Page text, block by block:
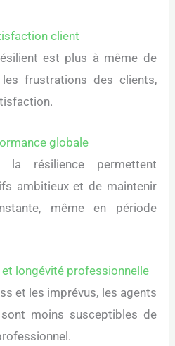
client
est plus à même de
frustrations des clients,
globale
la résilience permettent
ambitieux et de maintenir
même en période
longévité professionnelle
et les imprévus, les agents
moins susceptibles de